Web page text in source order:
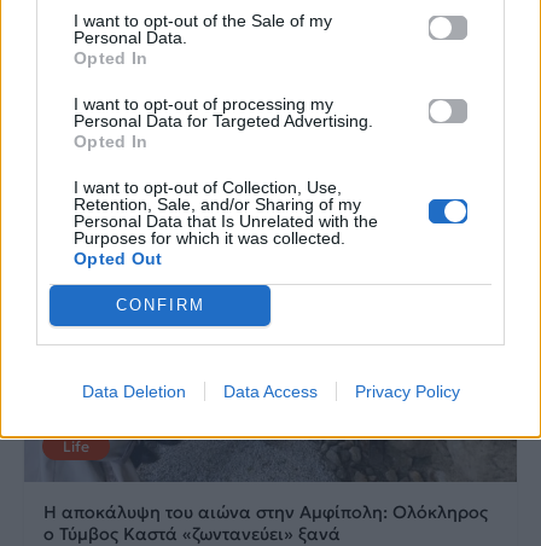
I want to opt-out of the Sale of my
Personal Data.
Opted In
I want to opt-out of processing my
Personal Data for Targeted Advertising.
Opted In
I want to opt-out of Collection, Use,
Retention, Sale, and/or Sharing of my
Personal Data that Is Unrelated with the
Purposes for which it was collected.
Opted Out
CONFIRM
Data Deletion Data Access Privacy Policy
20.05.2026
Life
Η αποκάλυψη του αιώνα στην Αμφίπολη: Ολόκληρος
ο Τύμβος Καστά «ζωντανεύει» ξανά